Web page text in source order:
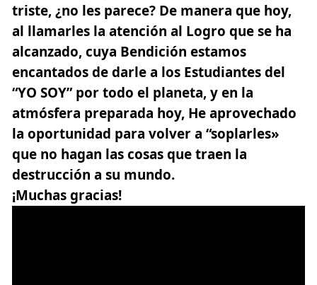
triste, ¿no les parece? De manera que hoy,
al llamarles la atención al Logro que se ha
alcanzado, cuya Bendición estamos
encantados de darle a los Estudiantes del
“YO SOY” por todo el planeta, y en la
atmósfera preparada hoy, He aprovechado
la oportunidad para volver a “soplarles»
que no hagan las cosas que traen la
destrucción a su mundo.
¡Muchas gracias!